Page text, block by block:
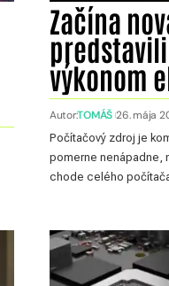
Začína
predstavili
výkonom
Autor:TOMÁŠ 26. mája
Počítačový zdroj je
pomerne nenápadne,
chode celého